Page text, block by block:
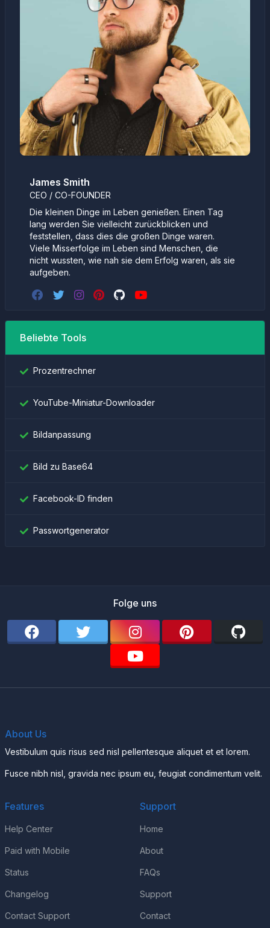
James Smith
CEO / CO-FOUNDER
Die kleinen Dinge im Leben genießen. Einen Tag
lang werden Sie vielleicht zurückblicken und
feststellen, dass dies die großen Dinge waren.
Viele Misserfolge im Leben sind Menschen, die
nicht wussten, wie nah sie dem Erfolg waren, als sie
aufgeben.
Beliebte Tools
Prozentrechner
YouTube-Miniatur-Downloader
Bildanpassung
Bild zu Base64
Facebook-ID finden
Passwortgenerator
Folge uns
About Us
Vestibulum quis risus sed nisl pellentesque aliquet et et lorem.
Fusce nibh nisl, gravida nec ipsum eu, feugiat condimentum velit.
Features
Help Center
Paid with Mobile
Status
Changelog
Contact Support
Support
Home
About
FAQs
Support
Contact